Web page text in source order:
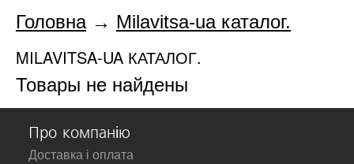
Головна→ Milavitsa-ua каталог.
MILAVITSA-UA КАТАЛОГ.
Товары не найдены
Про компанію
Доставка і оплата